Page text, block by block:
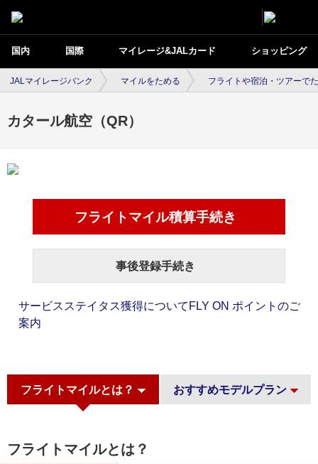
国内 国際 マイレージ&JALカード ショッピング
JALマイレージバンク マイルをためる フライトや宿泊・ツアーで
カタール航空（QR）
フライトマイル積算手続き
事後登録手続き
サービスステイタス獲得についてFLY ON ポイントのご
案内
フライトマイルとは？ おすすめモデルプラン
フライトマイルとは？